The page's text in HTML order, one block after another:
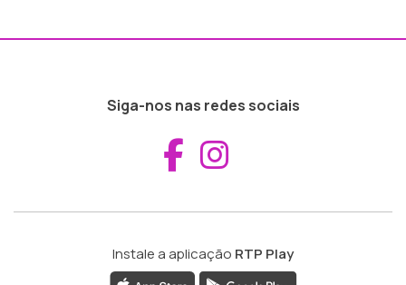
Siga-nos nas redes sociais
Aceder ao
Instale a aplicação RTP Play